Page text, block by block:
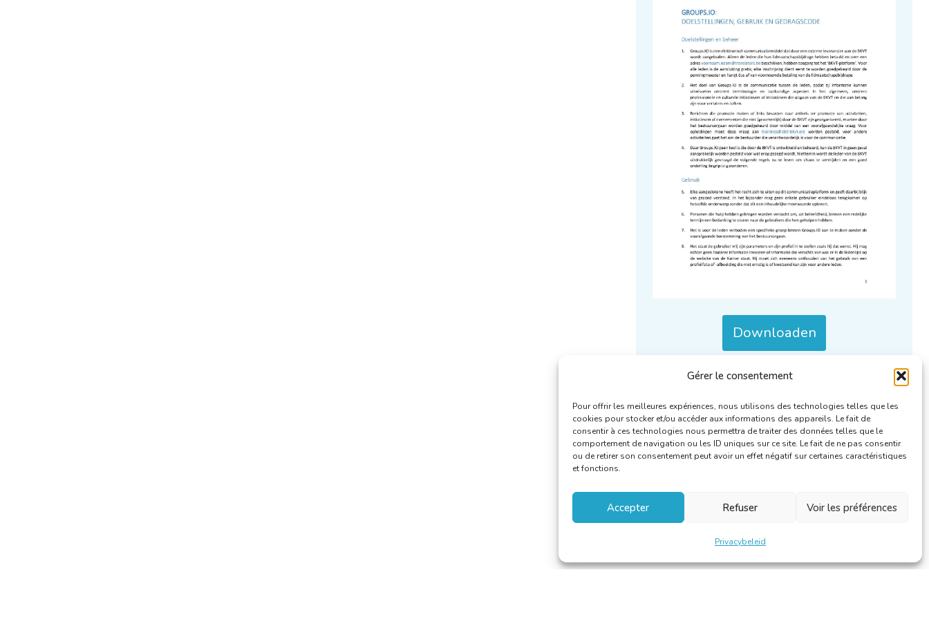
Gérer le consentement
Pour offrir les meilleures expériences, nous utilisons des technologies telles que les
cookies pour stocker et/ou accéder aux informations des appareils. Le fait de
consentir à ces technologies nous permettra de traiter des données telles que le
comportement de navigation ou les ID uniques sur ce site. Le fait de ne pas consentir
ou de retirer son consentement peut avoir un effet négatif sur certaines caractéristiques
et fonctions.
Accepter Refuser Voir les préférences
Privacybeleid
Downloaden
Enkel/Ook beschikbaar in het :
Categorieën :
Groups.IO